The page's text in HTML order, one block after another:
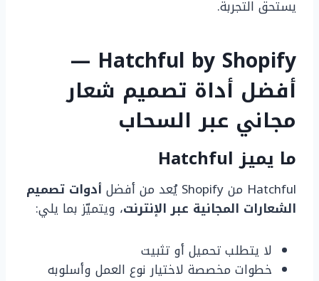
يستحق التجربة.
Hatchful by Shopify —
أفضل أداة تصميم شعار
مجاني عبر السحاب
ما يميز Hatchful
Hatchful من Shopify يُعد من أفضل
أدوات تصميم
الشعارات المجانية عبر الإنترنت، ويتميّز بما يلي:
لا يتطلب تحميل أو تثبيت
خطوات مخصصة لاختيار نوع العمل وأسلوبه